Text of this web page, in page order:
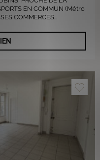
EN COMMUN (Métro
COMMERCES...